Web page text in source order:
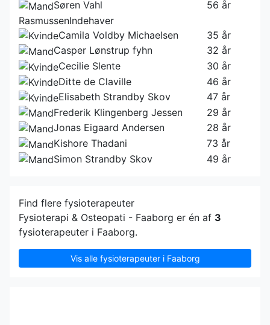
Søren Vahl
RasmussenIndehaver
56 år
Camila Voldby Michaelsen
35 år
Casper Lønstrup fyhn
32 år
Cecilie Slente
30 år
Ditte de Claville
46 år
Elisabeth Strandby Skov
47 år
Frederik Klingenberg Jessen
29 år
Jonas Eigaard Andersen
28 år
Kishore Thadani
73 år
Simon Strandby Skov
49 år
Find flere fysioterapeuter
Fysioterapi & Osteopati​​ - Faaborg er én af 3
fysioterapeuter i Faaborg.
Vis alle fysioterapeuter i Faaborg